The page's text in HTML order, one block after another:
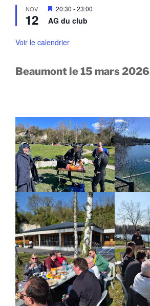
a
n
t
n
a
n
NOV
12
M
i
s
n
n
20:30 -23:00
AG du club
Voir le calendrier
Beaumont le 15 mars 2026